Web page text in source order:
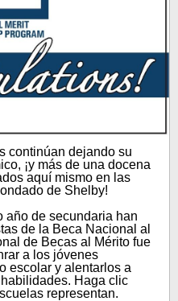
continúan dejando su
¡y más de una docena
aquí mismo en las
de Shelby!
año de secundaria han
de la Beca Nacional al
de Becas al Mérito fue
a los jóvenes
escolar y alentarlos a
Haga clic
representan.